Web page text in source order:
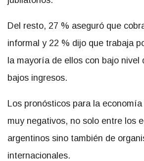
Del resto, 27 % aseguró que
informal y 22 % dijo que trabaja
la mayoría de ellos con bajo nivel
bajos ingresos.
Los pronósticos para la
muy negativos, no solo entre los
argentinos sino también de
internacionales.